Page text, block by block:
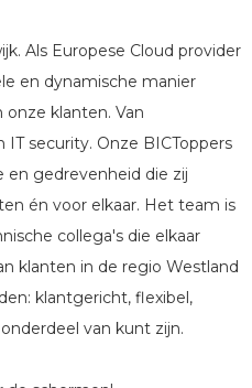
Als Europese Cloud provider
en dynamische manier
onze klanten. Van
security. Onze BICToppers
en gedrevenheid die zij
én voor elkaar. Het team is
collega's die elkaar
klanten in de regio Westland
klantgericht, flexibel,
van kunt zijn.